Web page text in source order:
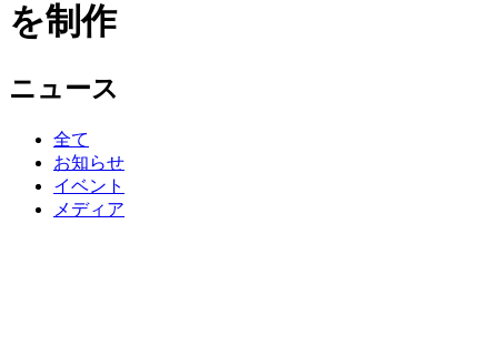
を制作
ニュース
全て
お知らせ
イベント
メディア